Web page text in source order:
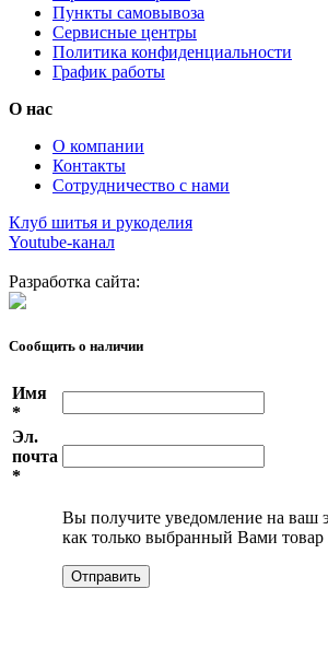
Пункты самовывоза
Сервисные центры
Политика конфиденциальности
График работы
О нас
О компании
Контакты
Сотрудничество с нами
Клуб шитья и рукоделия
Youtube-канал
Разработка сайта:
Сообщить о наличии
Имя
*
Эл.
почта
*
Вы получите уведомление на ваш
как только выбранный Вами товар